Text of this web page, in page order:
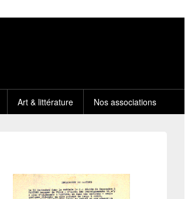
Art & littérature Nos associations